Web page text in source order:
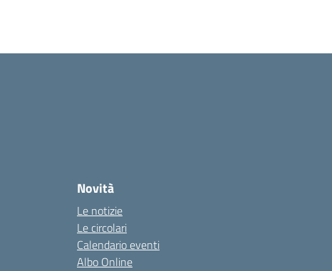
Novità
Le notizie
Le circolari
Calendario eventi
Albo Online